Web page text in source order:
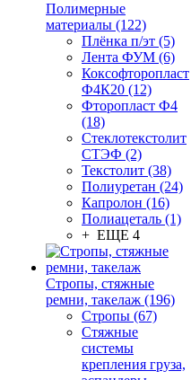
Полимерные
материалы (122)
Плёнка п/эт (5)
Лента ФУМ (6)
Коксофторопласт
Ф4К20 (12)
Фторопласт Ф4
(18)
Стеклотекстолит
СТЭФ (2)
Текстолит (38)
Полиуретан (24)
Капролон (16)
Полиацеталь (1)
+ ЕЩЕ 4
Стропы, стяжные
ремни, такелаж (196)
Стропы (67)
Стяжные
системы
крепления груза,